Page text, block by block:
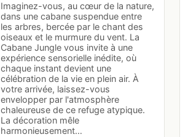
Imaginez-vous, au cœur de la nature,
dans une cabane suspendue entre
les arbres, bercée par le chant des
oiseaux et le murmure du vent. La
Cabane Jungle vous invite à une
expérience sensorielle inédite, où
chaque instant devient une
célébration de la vie en plein air. À
votre arrivée, laissez-vous
envelopper par l'atmosphère
chaleureuse de ce refuge atypique.
La décoration mêle
harmonieusement…